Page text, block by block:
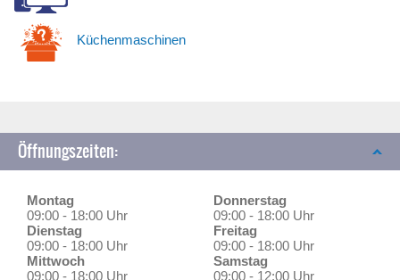
Küchenmaschinen
Öffnungszeiten:
Montag
09:00 - 18:00 Uhr
Dienstag
09:00 - 18:00 Uhr
Mittwoch
09:00 - 18:00 Uhr
Donnerstag
09:00 - 18:00 Uhr
Freitag
09:00 - 18:00 Uhr
Samstag
09:00 - 12:00 Uhr